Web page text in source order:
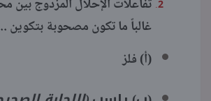
تفاعلات الإحلال المزدوج بين
غالباً ما تكون مصحوبة
(أ) فلز